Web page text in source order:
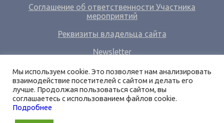
Соглашение об ответственности Участника
мероприятий
Реквизиты владельца сайта
Newsletter
Ссылки
О нас
Мы используем cookie. Это позволяет нам анализировать
взаимодействие посетителей с сайтом и делать его
лучше. Продолжая пользоваться сайтом, вы
соглашаетесь с использованием файлов cookie.
Подробнее